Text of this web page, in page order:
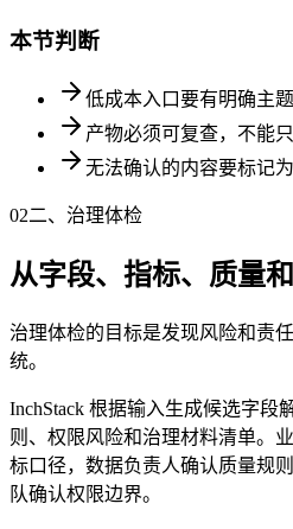
本节判断
低成本入口要有明确主题
产物必须可复查，不能
无法确认的内容要标记为
02二、治理体检
从字段、指标、质量
治理体检的目标是发现风险和责
统。
InchStack 根据输入生成候选字段
则、权限风险和治理材料清单。
标口径，数据负责人确认质量规
队确认权限边界。